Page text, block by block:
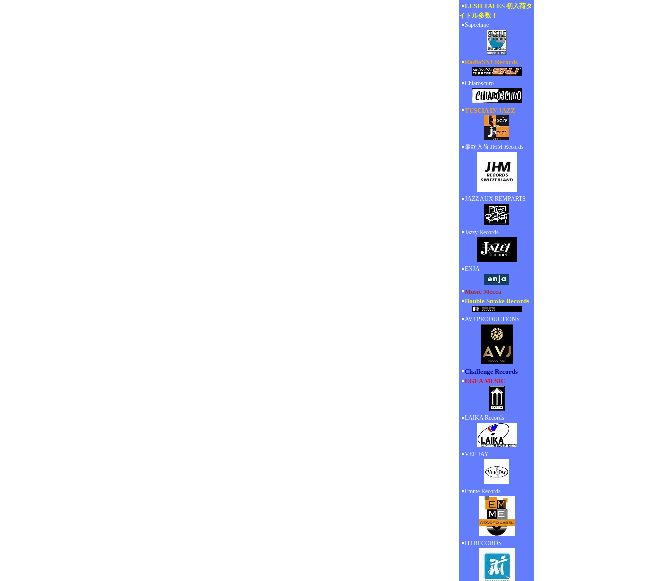
LUSH TALES 初入荷タ
イトル多数！
Sapcetime
RadioSNJ Records
Chiaroscuro
TUSCIA IN JAZZ
最終入荷 JHM Records
JAZZ AUX REMPARTS
Jazzy Records
ENJA
Music Mecca
Double Stroke Records
AVJ PRODUCTIONS
Challenge Records
EGEA MUSIC
LAIKA Records
VEE JAY
Emme Records
ITI RECORDS